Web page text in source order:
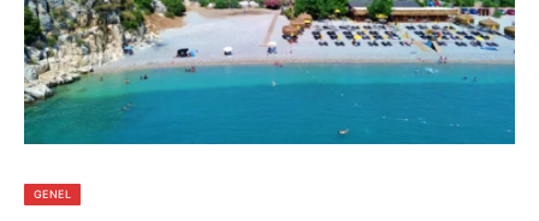
GENEL